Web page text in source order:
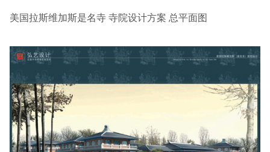
美国拉斯维加斯是名寺 寺院设计方案 总平面图